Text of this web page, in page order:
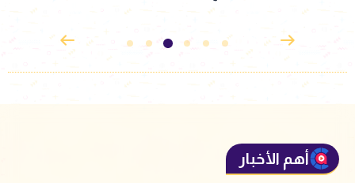
الكدواني
أهم الأخبار